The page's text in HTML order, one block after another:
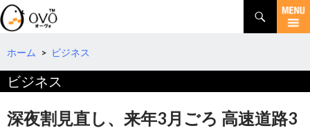
検
索
コ
テ
へ
移
動
ホーム > ビジネス
ビジネス
深夜割見直し、来年3月ごろ 高速道路3